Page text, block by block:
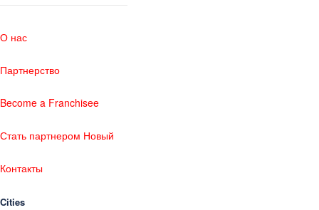
О нас
Партнерство
Become a Franchisee
Стать партнером Новый
Контакты
Cities